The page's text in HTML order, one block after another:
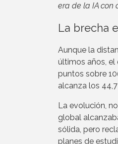
era de la IA con
La brecha
Aunque la
últimos años,
puntos sobre
alcanza los
La evolución,
global
sólida, pero
planes de